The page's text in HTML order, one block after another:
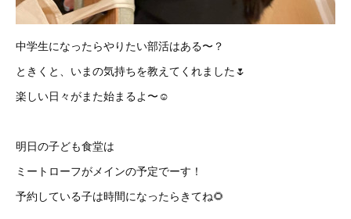
中学生になったらやりたい部活はある〜？
ときくと、いまの気持ちを教えてくれました🌷
楽しい日々がまた始まるよ〜☺️
明日の子ども食堂は
ミートローフがメインの予定でーす！
予約している子は時間になったらきてね🌻